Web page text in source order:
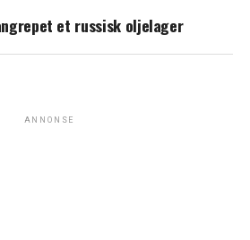
et russisk oljelager
ANNONSE